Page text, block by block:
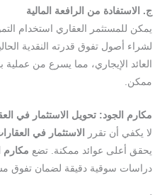
ج. الاستفادة من الرافعة المالية
يمكن للمستثمر العقاري استخدام
لشراء أصول تفوق قدرته النقدية
العائد الإيجاري، مما يسرع من عملية
ممكن.
مكارم الجود: تحويل الاستثمار في
لا يكفي أن تقرر
الاستثمار في
يحقق أعلى عوائد ممكنة. تضع مكارم
دراسات سوقية دقيقة لضمان تفوق